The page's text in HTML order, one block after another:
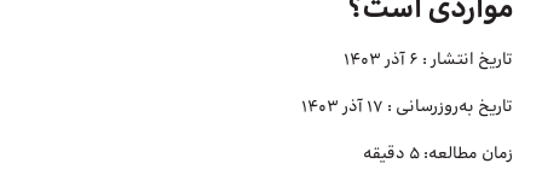
مواردی است؟
تاریخ انتشار : 6 آذر 1403
تاریخ به‌روزرسانی : 17 آذر 1403
زمان مطالعه: 5 دقیقه